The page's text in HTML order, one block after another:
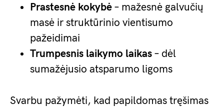
Prastesnė kokybė – mažesnė galvučių
masė ir struktūrinio vientisumo
pažeidimai
Trumpesnis laikymo laikas – dėl
sumažėjusio atsparumo ligoms
Svarbu pažymėti, kad papildomas tręšimas